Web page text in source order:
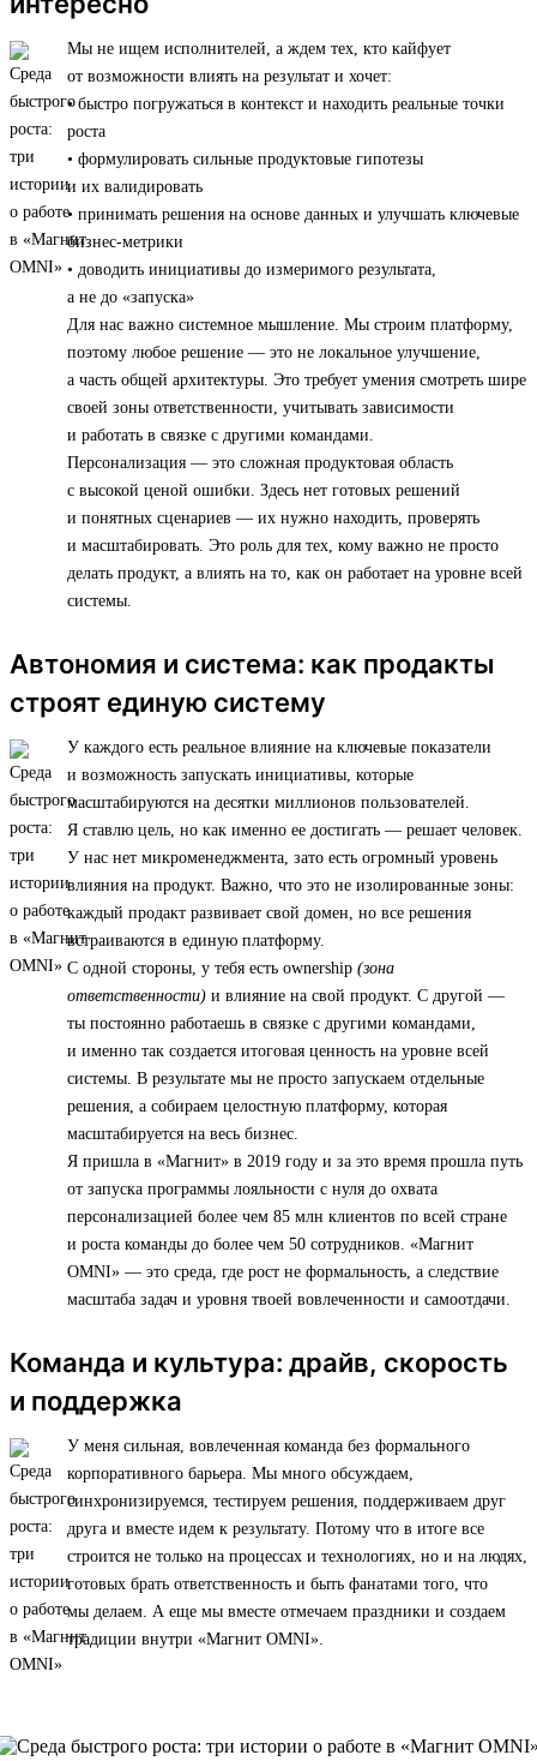
Мы не ищем исполнителей, а ждем тех, кто кайфует
от возможности влиять на результат и хочет:
• быстро погружаться в контекст и находить реальные точки
роста
• формулировать сильные продуктовые гипотезы
и их валидировать
• принимать решения на основе данных и улучшать ключевые
бизнес-метрики
• доводить инициативы до измеримого результата,
а не до «запуска»
Для нас важно системное мышление. Мы строим платформу,
поэтому любое решение — это не локальное улучшение,
а часть общей архитектуры. Это требует умения смотреть шире
своей зоны ответственности, учитывать зависимости
и работать в связке с другими командами.
Персонализация — это сложная продуктовая область
с высокой ценой ошибки. Здесь нет готовых решений
и понятных сценариев — их нужно находить, проверять
и масштабировать. Это роль для тех, кому важно не просто
делать продукт, а влиять на то, как он работает на уровне всей
системы.
Автономия и система: как продакты
строят единую систему
У каждого есть реальное влияние на ключевые показатели
и возможность запускать инициативы, которые
масштабируются на десятки миллионов пользователей.
Я ставлю цель, но как именно ее достигать — решает человек.
У нас нет микроменеджмента, зато есть огромный уровень
влияния на продукт. Важно, что это не изолированные зоны:
каждый продакт развивает свой домен, но все решения
встраиваются в единую платформу.
С одной стороны, у тебя есть ownership (зона
ответственности) и влияние на свой продукт. С другой —
ты постоянно работаешь в связке с другими командами,
и именно так создается итоговая ценность на уровне всей
системы. В результате мы не просто запускаем отдельные
решения, а собираем целостную платформу, которая
масштабируется на весь бизнес.
Я пришла в «Магнит» в 2019 году и за это время прошла путь
от запуска программы лояльности с нуля до охвата
персонализацией более чем 85 млн клиентов по всей стране
и роста команды до более чем 50 сотрудников. «Магнит
OMNI» — это среда, где рост не формальность, а следствие
масштаба задач и уровня твоей вовлеченности и самоотдачи.
Команда и культура: драйв, скорость
и поддержка
У меня сильная, вовлеченная команда без формального
корпоративного барьера. Мы много обсуждаем,
синхронизируемся, тестируем решения, поддерживаем друг
друга и вместе идем к результату. Потому что в итоге все
строится не только на процессах и технологиях, но и на людях,
готовых брать ответственность и быть фанатами того, что
мы делаем. А еще мы вместе отмечаем праздники и создаем
традиции внутри «Магнит OMNI».